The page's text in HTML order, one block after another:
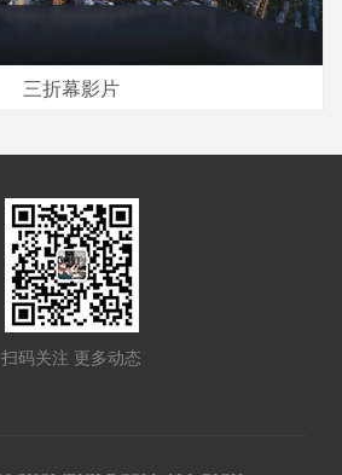
三折幕影片
扫码关注 更多动态